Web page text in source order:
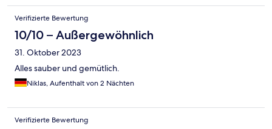
Verifizierte Bewertung
10/10 – Außergewöhnlich
31. Oktober 2023
Alles sauber und gemütlich.
Niklas, Aufenthalt von 2 Nächten
Verifizierte Bewertung